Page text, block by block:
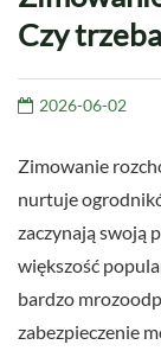
Czy
2026-06-02
Zimowanie
nurtuje
zaczynają swoją
większość
bardzo
zabezpieczenie